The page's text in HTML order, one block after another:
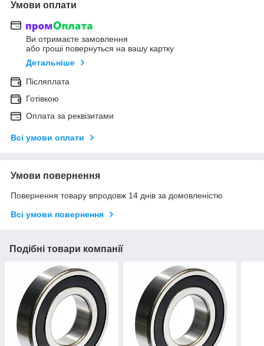
Умови оплати
Ви отримаєте замовлення
або гроші повернуться на вашу картку
Детальніше
Післяплата
Готівкою
Оплата за реквізитами
Всі умови оплати
Умови повернення
Повернення товару впродовж 14 днів за домовленістю
Всі умови повернення
Подібні товари компанії